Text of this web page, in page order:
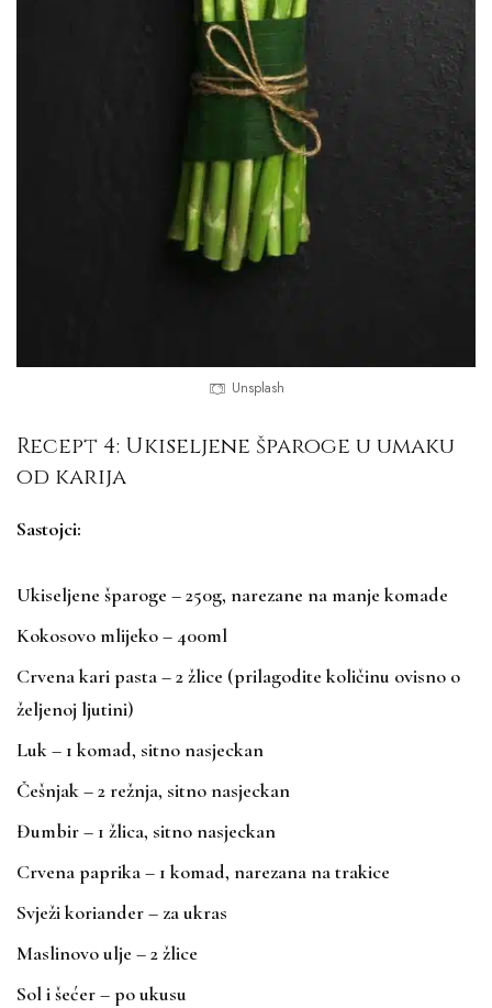
Unsplash
Recept 4: Ukiseljene šparoge u umaku
od karija
Sastojci:
Ukiseljene šparoge – 250g, narezane na manje komade
Kokosovo mlijeko – 400ml
Crvena kari pasta – 2 žlice (prilagodite količinu ovisno o
željenoj ljutini)
Luk – 1 komad, sitno nasjeckan
Češnjak – 2 režnja, sitno nasjeckan
Đumbir – 1 žlica, sitno nasjeckan
Crvena paprika – 1 komad, narezana na trakice
Svježi koriander – za ukras
Maslinovo ulje – 2 žlice
Sol i šećer – po ukusu